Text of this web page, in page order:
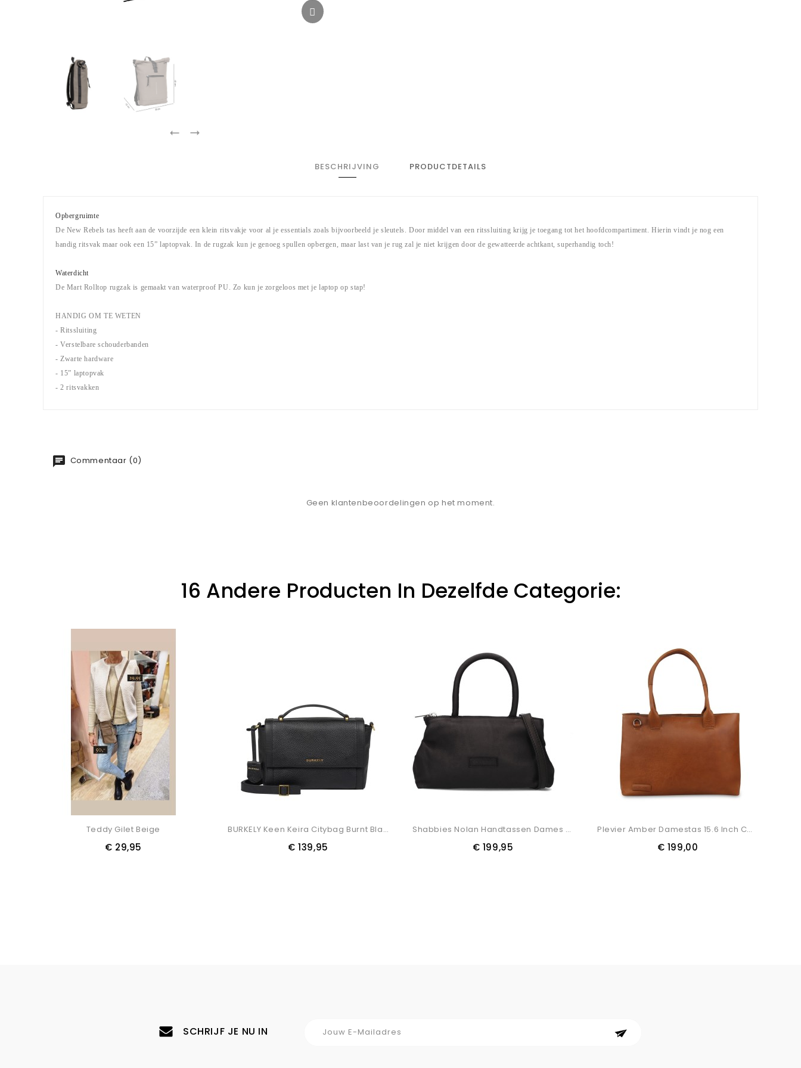
BESCHRIJVING PRODUCTDETAILS
Opbergruimte
De New Rebels tas heeft aan de voorzijde een klein ritsvakje voor al je essentials zoals bijvoorbeeld je sleutels. Door middel van een ritssluiting krijg je toegang tot het hoofdcompartiment. Hierin vindt je nog een
handig ritsvak maar ook een 15” laptopvak. In de rugzak kun je genoeg spullen opbergen, maar last van je rug zal je niet krijgen door de gewatteerde achtkant, superhandig toch!
Waterdicht
De Mart Rolltop rugzak is gemaakt van waterproof PU. Zo kun je zorgeloos met je laptop op stap!
HANDIG OM TE WETEN
- Ritssluiting
- Verstelbare schouderbanden
- Zwarte hardware
- 15” laptopvak
- 2 ritsvakken
Commentaar (0)
Geen klantenbeoordelingen op het moment.
16 Andere Producten In Dezelfde Categorie:
Teddy Gilet Beige
€ 29,95
BURKELY Keen Keira Citybag Burnt Black
€ 139,95
Shabbies Nolan Handtassen Dames - Zwart
€ 199,95
Plevier Amber Damestas 15.6 Inch Cognac
€ 199,00
SCHRIJF JE NU IN